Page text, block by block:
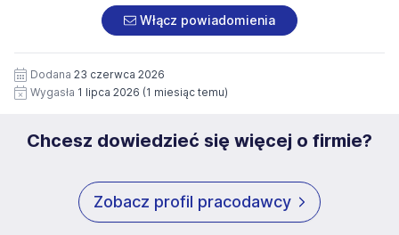
potrzeby przyszłych rekrutacji przez okres 12 miesięcy.
Zgoda jest dobrowolna i może być w każdym czasie
Włącz powiadomienia
Dodana 23 czerwca 2026
Wygasła 1 lipca 2026 (1 miesiąc temu)
Chcesz dowiedzieć się więcej o firmie?
Zobacz profil pracodawcy